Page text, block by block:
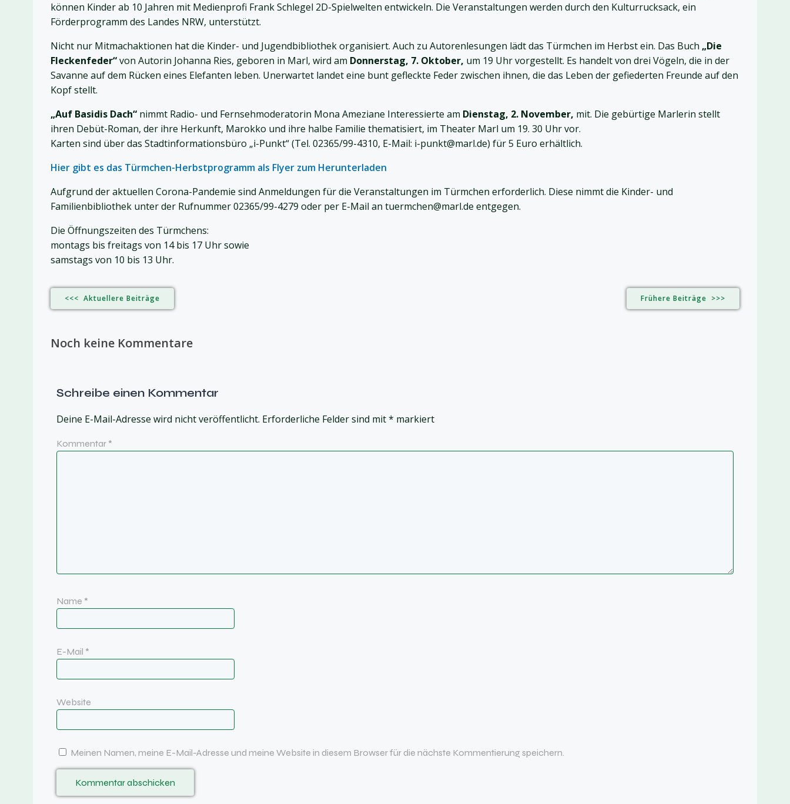
können Kinder ab 10 Jahren mit Medienprofi Frank Schlegel 2D-Spielwelten entwickeln. Die Veranstaltungen werden durch den Kulturrucksack, ein
Förderprogramm des Landes NRW, unterstützt.
Nicht nur Mitmachaktionen hat die Kinder- und Jugendbibliothek organisiert. Auch zu Autorenlesungen lädt das Türmchen im Herbst ein. Das Buch „Die
Fleckenfeder“von Autorin Johanna Ries, geboren in Marl, wird am Donnerstag, 7. Oktober, um 19 Uhr vorgestellt. Es handelt von drei Vögeln, die in der
Savanne auf dem Rücken eines Elefanten leben. Unerwartet landet eine bunt gefleckte Feder zwischen ihnen, die das Leben der gefiederten Freunde auf den
Kopf stellt.
„Auf Basidis Dach“ nimmt Radio- und Fernsehmoderatorin Mona Ameziane Interessierte am Dienstag, 2. November, mit. Die gebürtige Marlerin stellt
ihren Debüt-Roman, der ihre Herkunft, Marokko und ihre halbe Familie thematisiert, im Theater Marl um 19. 30 Uhr vor.
Karten sind über das Stadtinformationsbüro „i-Punkt“ (Tel. 02365/99-4310, E-Mail: i-punkt@marl.de) für 5 Euro erhältlich.
Hier gibt es das Türmchen-Herbstprogramm als Flyer zum Herunterladen
Aufgrund der aktuellen Corona-Pandemie sind Anmeldungen für die Veranstaltungen im Türmchen erforderlich. Diese nimmt die Kinder- und
Familienbibliothek unter der Rufnummer 02365/99-4279 oder per E-Mail an tuermchen@marl.de entgegen.
Die Öffnungszeiten des Türmchens:
montags bis freitags von 14 bis 17 Uhr sowie
samstags von 10 bis 13 Uhr.
<<< Aktuellere Beiträge Frühere Beiträge >>>
Noch keine Kommentare
Schreibe einen Kommentar
Deine E-Mail-Adresse wird nicht veröffentlicht. Erforderliche Felder sind mit* markiert
Kommentar *
Name *
E-Mail *
Website
Meinen Namen, meine E-Mail-Adresse und meine Website in diesem Browser für die nächste Kommentierung speichern.